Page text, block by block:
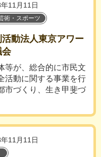
11月11日
術・スポーツ
動法人東京アワー
会
等が、総合的に市民文
活動に関する事業を行
市づくり、生き甲斐づ
11月11日